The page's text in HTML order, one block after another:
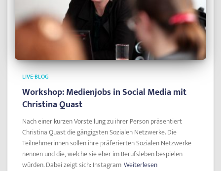
LIVE-BLOG
Workshop: Medienjobs in Social Media mit
Christina Quast
Nach einer kurzen Vorstellung zu ihrer Person präsentiert
Christina Quast die gängigsten Sozialen Netzwerke. Die
Teilnehmerinnen sollen ihre präferierten Sozialen Netzwerke
nennen und die, welche sie eher im Berufsleben bespielen
würden. Dabei zeigt sich: Instagram Weiterlesen